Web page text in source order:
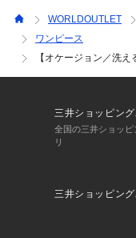
WORLDOUTLET
ワンピース
【オケージョン／洗
三井ショッピン
全国の三井ショッ
リ
三井ショッピン